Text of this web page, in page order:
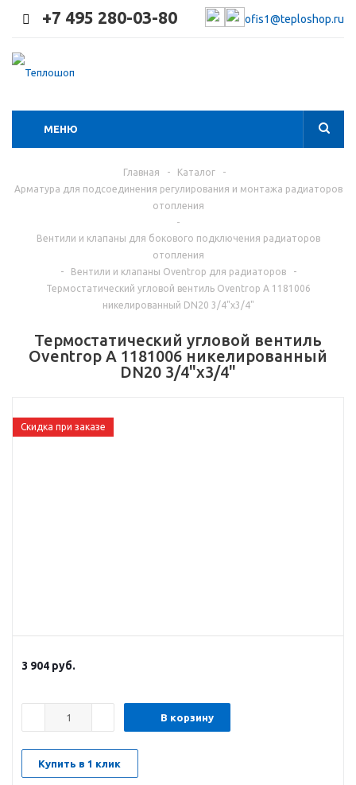
+7 495 280-03-80 ofis1@teploshop.ru
МЕНЮ
Главная - Каталог
-
Арматура для подсоединения регулирования и монтажа радиаторов
отопления
-
Вентили и клапаны для бокового подключения радиаторов
отопления
-
Вентили и клапаны Oventrop для радиаторов
-
Термостатический угловой вентиль Oventrop A 1181006
никелированный DN20 3/4"x3/4"
Термостатический угловой вентиль
Oventrop A 1181006 никелированный
DN20 3/4"x3/4"
Скидка при заказе
3 904 руб.
В корзину
Купить в 1 клик